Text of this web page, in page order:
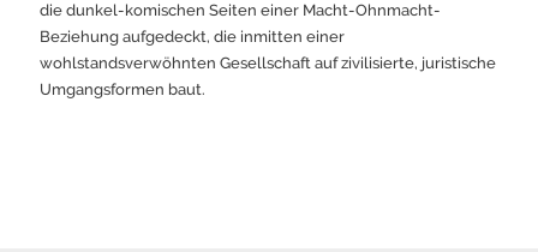
die dunkel-komischen Seiten einer Macht-Ohnmacht-
Beziehung aufgedeckt, die inmitten einer
wohlstandsverwöhnten Gesellschaft auf zivilisierte, juristische
Umgangsformen baut.